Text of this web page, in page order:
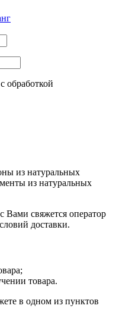
обработкой
из натуральных
из натуральных
Вами свяжется оператор
доставки.
товара.
в одном из пунктов